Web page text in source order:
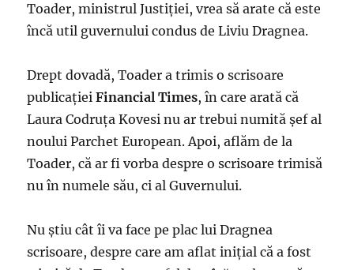
Toader, ministrul Justiției, vrea să arate că este
încă util guvernului condus de Liviu Dragnea.
Drept dovadă, Toader a trimis o scrisoare
publicaţieiFinancial Times, în care arată că
Laura Codruța Kovesi nu ar trebui numită șef al
noului Parchet European. Apoi, aflăm de la
Toader, că ar fi vorba despre o scrisoare trimisă
nu în numele său, ci al Guvernului.
Nu ştiu cât îi va face pe plac lui Dragnea
scrisoare, despre care am aflat iniţial că a fost